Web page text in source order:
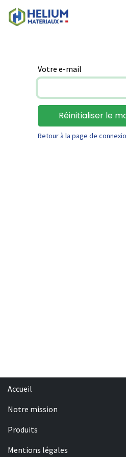
Votre e-mail
Réinitialiser le
Retour à la page de
Accueil
Notre mission
Produits
Mentions légales